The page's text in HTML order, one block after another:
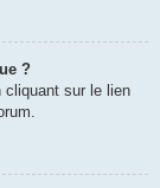
?
cliquant sur le lien